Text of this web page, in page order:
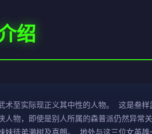
绍
术至实际现正义其中性的人物。 这是叁
人物，即使是别人所属的森普派仍然异